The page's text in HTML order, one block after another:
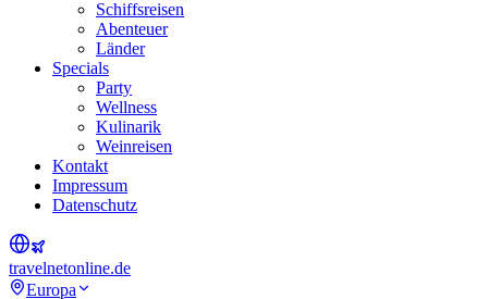
Schiffsreisen
Abenteuer
Länder
Specials
Party
Wellness
Kulinarik
Weinreisen
Kontakt
Impressum
Datenschutz
travelnetonline.de
Europa